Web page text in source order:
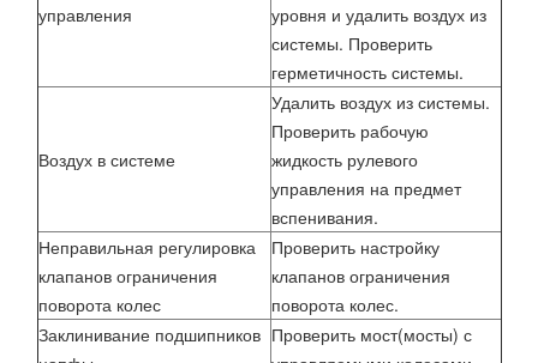
управления
уровня и удалить воздух из
системы. Проверить
герметичность системы.
Воздух в системе
Удалить воздух из системы.
Проверить рабочую
жидкость рулевого
управления на предмет
вспенивания.
Неправильная регулировка
клапанов ограничения
поворота колес
Проверить настройку
клапанов ограничения
поворота колес.
Заклинивание подшипников Проверить мост(мосты) с